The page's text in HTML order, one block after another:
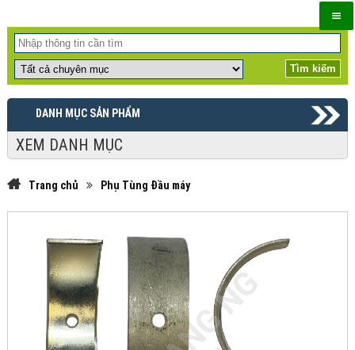
DANH MỤC SẢN PHẨM
XEM DANH MỤC
Trang chủ Phụ Tùng Đầu máy